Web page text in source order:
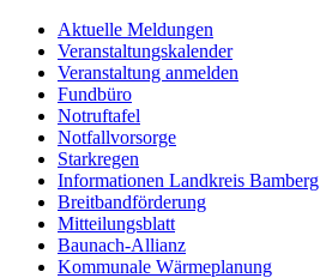
Aktuelle Meldungen
Veranstaltungskalender
Veranstaltung anmelden
Fundbüro
Notruftafel
Notfallvorsorge
Starkregen
Informationen Landkreis Bamberg
Breitbandförderung
Mitteilungsblatt
Baunach-Allianz
Kommunale Wärmeplanung